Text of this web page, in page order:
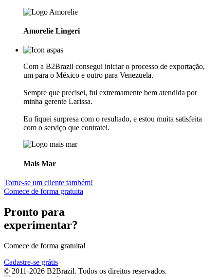
Amorelie Lingeri
Com a B2Brazil consegui iniciar o processo de exportação,
um para o México e outro para Venezuela.
Sempre que precisei, fui extremamente bem atendida por
minha gerente Larissa.
Eu fiquei surpresa com o resultado, e estou muita satisfeita
com o serviço que contratei.
Mais Mar
Torne-se um cliente também!
Comece de forma gratuita
Pronto para
experimentar?
Comece de forma gratuita!
Cadastre-se grátis
© 2011-2026 B2Brazil. Todos os direitos reservados.